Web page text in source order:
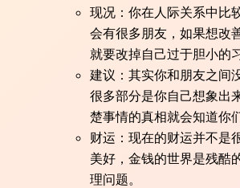
现况：你在人际关系中比
会有很多朋友，如果想改
就要改掉自己过于胆小的
建议：其实你和朋友之间
很多部分是你自己想象出
楚事情的真相就会知道你
财运：现在的财运并不是
美好，金钱的世界是残酷
理问题。